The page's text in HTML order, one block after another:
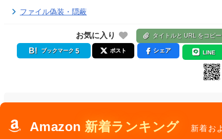
ファイル偽装・隠蔽
お気に入り タイトルと URL をコピー
ブックマーク 5 ポスト シェア LINE
Amazon 新着ランキング 新着お